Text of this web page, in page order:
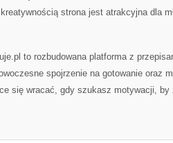
strona jest atrakcyjna dla
to rozbudowana platforma z
spojrzenie na gotowanie oraz
się wracać, gdy szukasz motywacji, by